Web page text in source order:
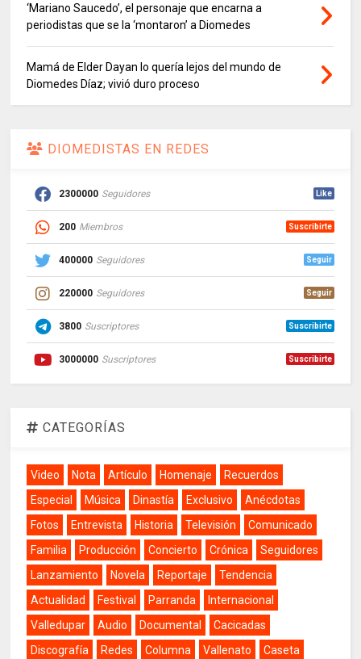
‘Mariano Saucedo’, el personaje que encarna a
periodistas que se la ‘montaron’ a Diomedes
Mamá de Elder Dayan lo quería lejos del mundo de
Diomedes Díaz; vivió duro proceso
DIOMEDISTAS EN REDES
2300000 Seguidores Like
200 Miembros Suscribirte
400000 Seguidores Seguir
220000 Seguidores Seguir
3800 Suscriptores Suscribirte
3000000 Suscriptores Suscribirte
CATEGORÍAS
Video Nota Artículo Homenaje
Recuerdos
Especial
Música Dinastía Exclusivo
Anécdotas
Fotos
Entrevista Historia Televisión
Comunicado
Familia
Producción Concierto Crónica
Seguidores
Lanzamiento
Novela Reportaje
Tendencia
Actualidad
Festival Parranda
Internacional
Valledupar
Audio Documental
Cacicadas
Discografía
Redes Columna Vallenato
Caseta